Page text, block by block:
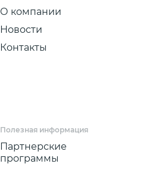
О компании
Новости
Контакты
Полезная информация
Партнерские
программы